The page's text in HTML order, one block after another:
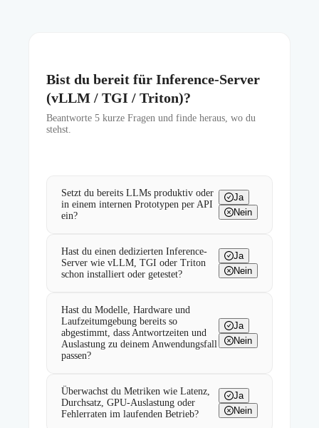
Bist du bereit für Inference-Server
(vLLM / TGI / Triton)?
Beantworte 5 kurze Fragen und finde heraus, wo du
stehst.
Setzt du bereits LLMs produktiv oder
in einem internen Prototypen per API
ein?
Ja
Nein
Hast du einen dedizierten Inference-
Server wie vLLM, TGI oder Triton
schon installiert oder getestet?
Ja
Nein
Hast du Modelle, Hardware und
Laufzeitumgebung bereits so
abgestimmt, dass Antwortzeiten und
Auslastung zu deinem Anwendungsfall
passen?
Ja
Nein
Überwachst du Metriken wie Latenz,
Durchsatz, GPU-Auslastung oder
Fehlerraten im laufenden Betrieb?
Ja
Nein